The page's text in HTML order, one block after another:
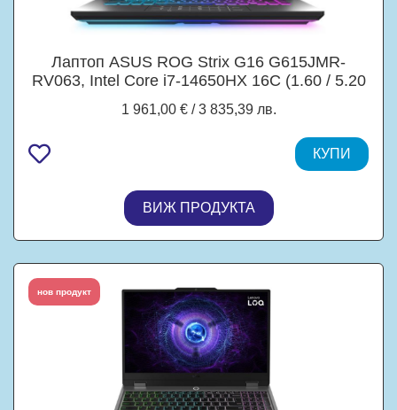
Лаптоп ASUS ROG Strix G16 G615JMR-
RV063, Intel Core i7-14650HX 16C (1.60 / 5.20
IPS, NVIDIA GF RTX5060 8GB GDDR7 DLSS
4, 32GB DDR5, 1TB M.2 NVMe SSD, Free
1 961,00 € / 3 835,39 лв.
КУПИ
ВИЖ ПРОДУКТА
нов продукт